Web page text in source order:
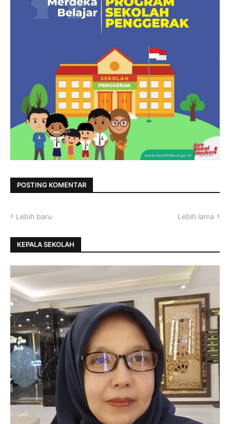
POSTING KOMENTAR
Lebih baru Lebih lama
KEPALA SEKOLAH